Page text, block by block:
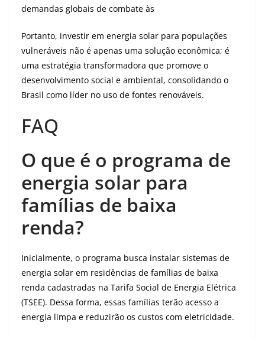
demandas globais de combate às
Portanto, investir em energia solar para populações
vulneráveis ​​não é apenas uma solução econômica; é
uma estratégia transformadora que promove o
desenvolvimento social e ambiental, consolidando o
Brasil como líder no uso de fontes renováveis.
FAQ
O que é o programa de
energia solar para
famílias de baixa
renda?
Inicialmente, o programa busca instalar sistemas de
energia solar em residências de famílias de baixa
renda cadastradas na Tarifa Social de Energia Elétrica
(TSEE). Dessa forma, essas famílias terão acesso a
energia limpa e reduzirão os custos com eletricidade.